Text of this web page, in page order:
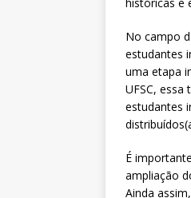
históricas e
No campo
estudantes
uma etapa
UFSC,
estudantes
É
ampliação
Ainda